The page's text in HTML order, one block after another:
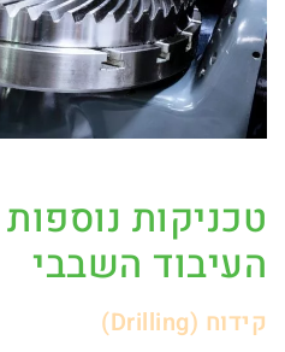
טכניקות
העיבוד השבבי
קידוח (Drilling)